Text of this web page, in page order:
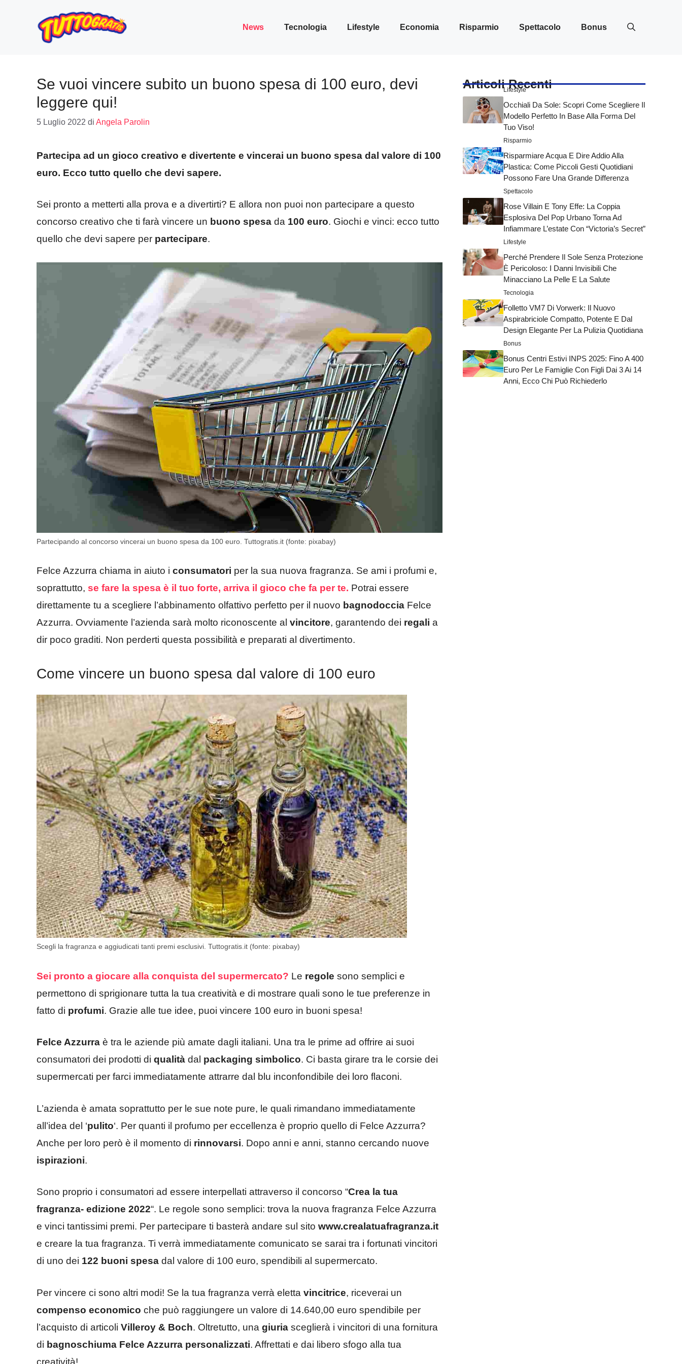
contenuto
News Tecnologia Lifestyle Economia Risparmio Spettacolo Bonus
Se vuoi vincere subito un buono spesa di 100 euro, devi
leggere qui!
5 Luglio 2022 di Angela Parolin
Partecipa ad un gioco creativo e divertente e vincerai un buono spesa dal valore di 100
euro. Ecco tutto quello che devi sapere.
Sei pronto a metterti alla prova e a divertirti? E allora non puoi non partecipare a questo
concorso creativo che ti farà vincere un buono spesa da 100 euro. Giochi e vinci: ecco tutto
quello che devi sapere per partecipare.
Partecipando al concorso vincerai un buono spesa da 100 euro. Tuttogratis.it (fonte: pixabay)
Felce Azzurra chiama in aiuto i consumatori per la sua nuova fragranza. Se ami i profumi e,
soprattutto, se fare la spesa è il tuo forte, arriva il gioco che fa per te. Potrai essere
direttamente tu a scegliere l’abbinamento olfattivo perfetto per il nuovo bagnodoccia Felce
Azzurra. Ovviamente l’azienda sarà molto riconoscente al vincitore, garantendo dei regali a
dir poco graditi. Non perderti questa possibilità e preparati al divertimento.
Come vincere un buono spesa dal valore di 100 euro
Scegli la fragranza e aggiudicati tanti premi esclusivi. Tuttogratis.it (fonte: pixabay)
Sei pronto a giocare alla conquista del supermercato? Le regole sono semplici e
permettono di sprigionare tutta la tua creatività e di mostrare quali sono le tue preferenze in
fatto di profumi. Grazie alle tue idee, puoi vincere 100 euro in buoni spesa!
Felce Azzurra è tra le aziende più amate dagli italiani. Una tra le prime ad offrire ai suoi
consumatori dei prodotti di qualità dal packaging simbolico. Ci basta girare tra le corsie dei
supermercati per farci immediatamente attrarre dal blu inconfondibile dei loro flaconi.
L’azienda è amata soprattutto per le sue note pure, le quali rimandano immediatamente
all’idea del ‘pulito‘. Per quanti il profumo per eccellenza è proprio quello di Felce Azzurra?
Anche per loro però è il momento di rinnovarsi. Dopo anni e anni, stanno cercando nuove
ispirazioni.
Sono proprio i consumatori ad essere interpellati attraverso il concorso “Crea la tua
fragranza- edizione 2022“. Le regole sono semplici: trova la nuova fragranza Felce Azzurra
e vinci tantissimi premi. Per partecipare ti basterà andare sul sito www.crealatuafragranza.it
e creare la tua fragranza. Ti verrà immediatamente comunicato se sarai tra i fortunati vincitori
di uno dei 122 buoni spesa dal valore di 100 euro, spendibili al supermercato.
Per vincere ci sono altri modi! Se la tua fragranza verrà eletta vincitrice, riceverai un
compenso economico che può raggiungere un valore di 14.640,00 euro spendibile per
l’acquisto di articoli Villeroy & Boch. Oltretutto, una giuria sceglierà i vincitori di una fornitura
di bagnoschiuma Felce Azzurra personalizzati. Affrettati e dai libero sfogo alla tua
creatività!
Articoli Recenti
Lifestyle
Occhiali Da Sole: Scopri Come Scegliere Il
Modello Perfetto In Base Alla Forma Del
Tuo Viso!
Risparmio
Risparmiare Acqua E Dire Addio Alla
Plastica: Come Piccoli Gesti Quotidiani
Possono Fare Una Grande Differenza
Spettacolo
Rose Villain E Tony Effe: La Coppia
Esplosiva Del Pop Urbano Torna Ad
Infiammare L’estate Con “Victoria’s Secret”
Lifestyle
Perché Prendere Il Sole Senza Protezione
È Pericoloso: I Danni Invisibili Che
Minacciano La Pelle E La Salute
Tecnologia
Folletto VM7 Di Vorwerk: Il Nuovo
Aspirabriciole Compatto, Potente E Dal
Design Elegante Per La Pulizia Quotidiana
Bonus
Bonus Centri Estivi INPS 2025: Fino A 400
Euro Per Le Famiglie Con Figli Dai 3 Ai 14
Anni, Ecco Chi Può Richiederlo